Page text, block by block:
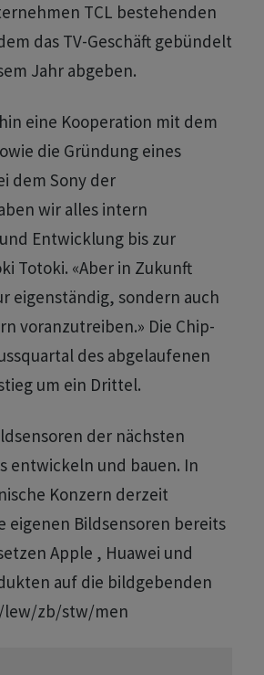
TCL bestehenden
das TV-Geschäft gebündelt
Jahr abgeben.
eine Kooperation mit dem
die Gründung eines
dem Sony der
wir alles intern
Entwicklung bis zur
Totoki. «Aber in Zukunft
eigenständig, sondern auch
voranzutreiben.» Die Chip-
des abgelaufenen
um ein Drittel.
der nächsten
entwickeln und bauen. In
Konzern derzeit
eigenen Bildsensoren bereits
Apple , Huawei und
auf die bildgebenden
lew/zb/stw/men